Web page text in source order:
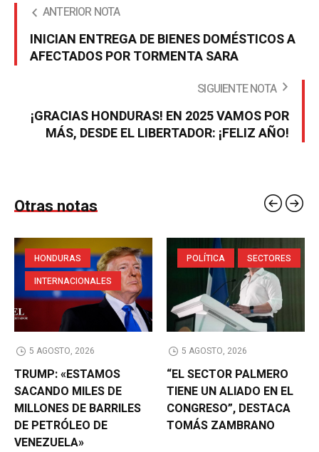
ANTERIOR NOTA
INICIAN ENTREGA DE BIENES DOMÉSTICOS A
AFECTADOS POR TORMENTA SARA
SIGUIENTE NOTA
¡GRACIAS HONDURAS! EN 2025 VAMOS POR
MÁS, DESDE EL LIBERTADOR: ¡FELIZ AÑO!
Otras notas
HONDURAS
INTERNACIONALES
5 AGOSTO, 2026
TRUMP: «ESTAMOS
SACANDO MILES DE
MILLONES DE BARRILES
DE PETRÓLEO DE
VENEZUELA»
POLÍTICA SECTORES
5 AGOSTO, 2026
“EL SECTOR PALMERO
TIENE UN ALIADO EN EL
CONGRESO”, DESTACA
TOMÁS ZAMBRANO